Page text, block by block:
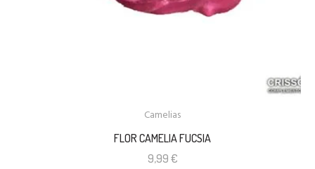
Camelias
FLOR CAMELIA FUCSIA
9,99 €